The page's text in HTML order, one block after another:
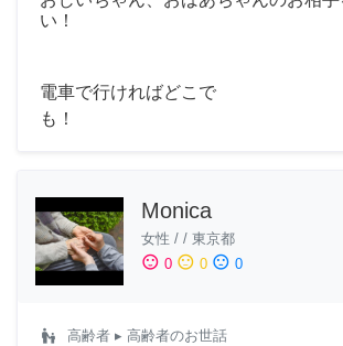
い！
電車で行ければどこで
も！
Monica
女性 / / 東京都
sentiment_satisfied 0 sentiment_neutral 0 sentiment_dissatisfied 0
escalator_warning 高齢者 ▸ 高齢者のお世話